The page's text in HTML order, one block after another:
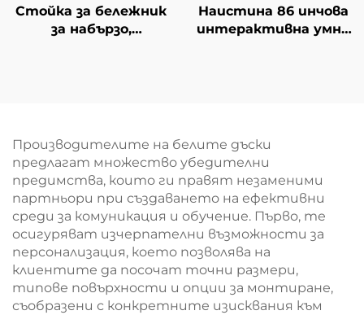
Стойка за бележник
за набързо,
Наистина 86 инчова
интерактивна умна
Производителите на белите дъски
предлагат множество убедителни
предимства, които ги правят незаменими
партньори при създаването на ефективни
среди за комуникация и обучение. Първо, те
осигуряват изчерпателни възможности за
персонализация, което позволява на
клиентите да посочат точни размери,
типове повърхности и опции за монтиране,
съобразени с конкретните изисквания към